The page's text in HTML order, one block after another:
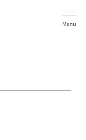
Menu